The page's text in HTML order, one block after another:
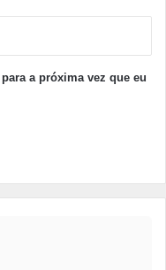
a próxima vez que eu